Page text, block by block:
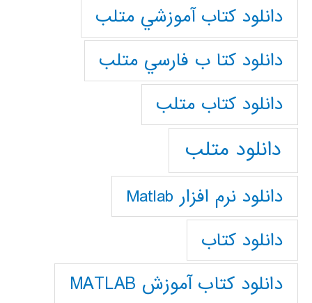
دانلود كتاب آموزشي متلب
دانلود كتا ب فارسي متلب
دانلود كتاب متلب
دانلود متلب
دانلود نرم افزار Matlab
دانلود کتاب
دانلود کتاب آموزش MATLAB